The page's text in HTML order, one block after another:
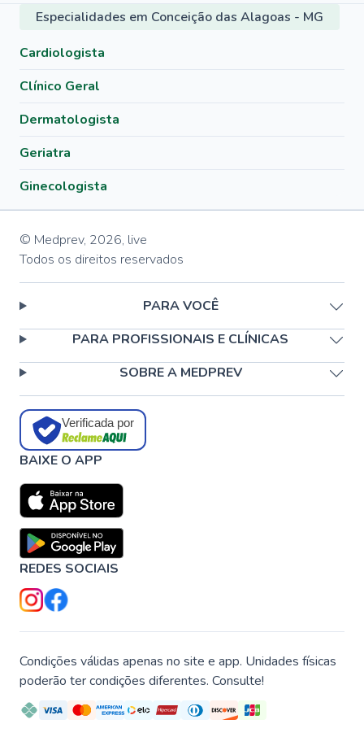
Especialidades em Conceição das Alagoas - MG
Cardiologista
Clínico Geral
Dermatologista
Geriatra
Ginecologista
© Medprev, 2026, live
Todos os direitos reservados
PARA VOCÊ
PARA PROFISSIONAIS E CLÍNICAS
SOBRE A MEDPREV
Verificada por
BAIXE O APP
REDES SOCIAIS
Condições válidas apenas no site e app. Unidades físicas
poderão ter condições diferentes. Consulte!